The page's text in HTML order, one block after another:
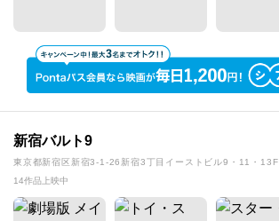
新宿バルト9
東京都新宿区新宿3-1-26新宿3丁目イーストビル9・11・13F
14作品上映中